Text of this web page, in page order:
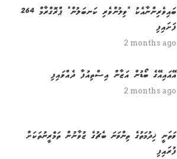
264 ބައިވެރިންނާއެކު "ވިލުންވެރި ކަނބަލުން" ޕްރޮގްރާމް
ފަށައިފި
2 months ago
އޭއައިއޭގެ ބޯޑުން އަޒާން އިސްތިއުފާ ދެއްވައިފި
2 months ago
ވަތަނީ ޚިދުމަތުގެ ތިންވަނަ ބެޗުގެ ޒުވާނުން ތަމްރީނުތަކަށް
ފުރައިފި